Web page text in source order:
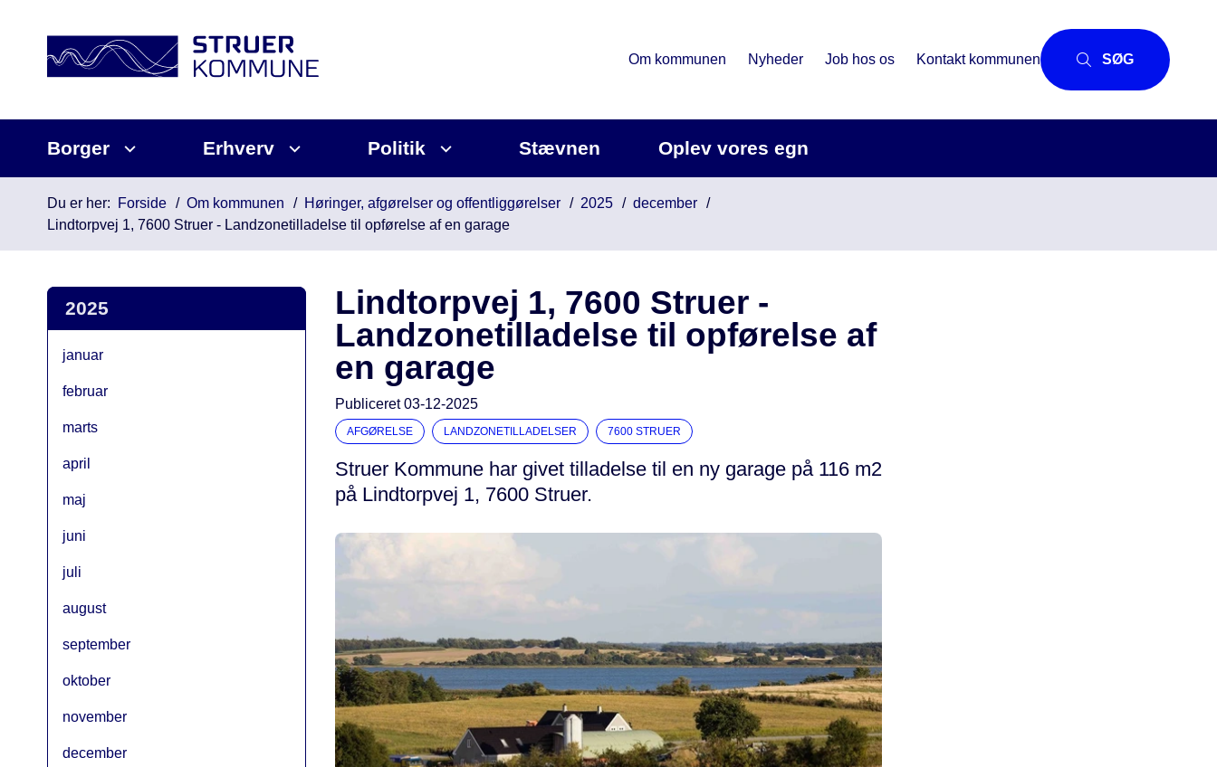
Om kommunen Nyheder Job hos os Kontakt kommunen SØG
Borger Erhverv Politik Stævnen Oplev vores egn
Du er her: Forside Om kommunen Høringer, afgørelser og offentliggørelser 2025
december
Lindtorpvej 1, 7600 Struer - Landzonetilladelse til opførelse af en garage
2025
januar
februar
marts
april
maj
juni
juli
august
september
oktober
november
december
Lindtorpvej 1, 7600 Struer -
Landzonetilladelse til opførelse af
en garage
Publiceret03-12-2025
AFGØRELSE LANDZONETILLADELSER 7600 STRUER
Struer Kommune har givet tilladelse til en ny garage på 116 m2
på Lindtorpvej 1, 7600 Struer.